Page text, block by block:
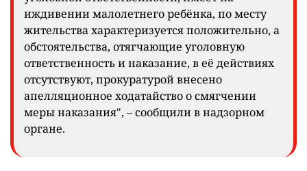
иждивении малолетнего ребёнка, по месту
жительства характеризуется положительно, а
обстоятельства, отягчающие уголовную
ответственность и наказание, в её действиях
отсутствуют, прокуратурой внесено
апелляционное ходатайство о смягчении
меры наказания", – сообщили в надзорном
органе.